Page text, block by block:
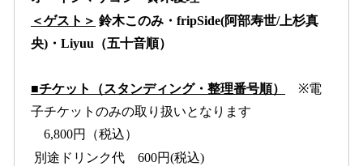
＜ゲスト＞ 鈴木このみ・fripSide(阿部寿世/上杉真
央)・Liyuu（五十音順）
■チケット（スタンディング・整理番号順）
※電
子チケットのみの取り扱いとなります
6,800円（税込）
別途ドリンク代 600円(税込)